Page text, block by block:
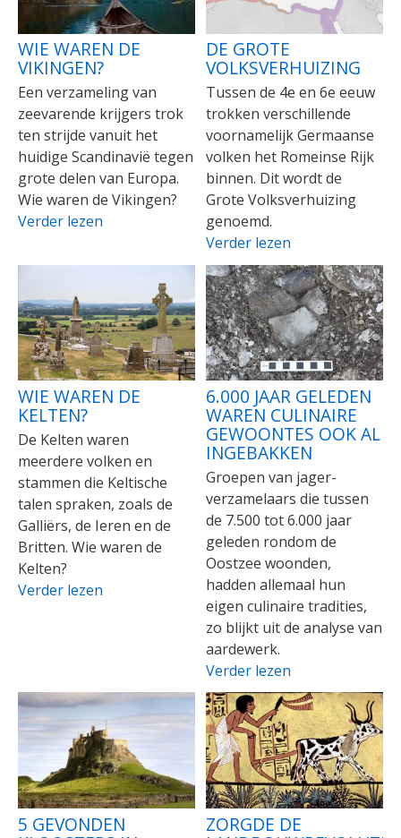
WIE WAREN DE
VIKINGEN?
Een verzameling van
zeevarende krijgers trok
ten strijde vanuit het
huidige Scandinavië tegen
grote delen van Europa.
Wie waren de Vikingen?
Verder lezen
DE GROTE
VOLKSVERHUIZING
Tussen de 4e en 6e eeuw
trokken verschillende
voornamelijk Germaanse
volken het Romeinse Rijk
binnen. Dit wordt de
Grote Volksverhuizing
genoemd.
Verder lezen
WIE WAREN DE
KELTEN?
De Kelten waren
meerdere volken en
stammen die Keltische
talen spraken, zoals de
Galliërs, de Ieren en de
Britten. Wie waren de
Kelten?
Verder lezen
6.000 JAAR GELEDEN
WAREN CULINAIRE
GEWOONTES OOK AL
INGEBAKKEN
Groepen van jager-
verzamelaars die tussen
de 7.500 tot 6.000 jaar
geleden rondom de
Oostzee woonden,
hadden allemaal hun
eigen culinaire tradities,
zo blijkt uit de analyse van
aardewerk.
Verder lezen
5 GEVONDEN ZORGDE DE